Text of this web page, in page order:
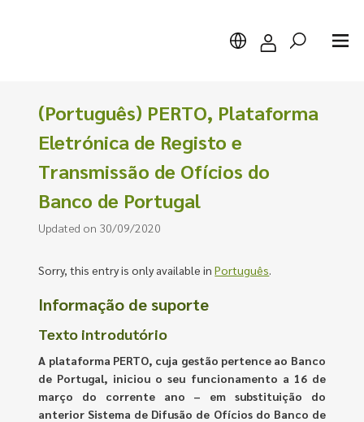
Search
(Português) PERTO, Plataforma
Eletrónica de Registo e
Transmissão de Ofícios do
Banco de Portugal
Updated on 30/09/2020
Sorry, this entry is only available inPortuguês.
Informação de suporte
Texto introdutório
A plataforma PERTO, cuja gestão pertence ao Banco
de Portugal, iniciou o seu funcionamento a 16 de
março do corrente ano – em substituição do
anterior Sistema de Difusão de Ofícios do Banco de